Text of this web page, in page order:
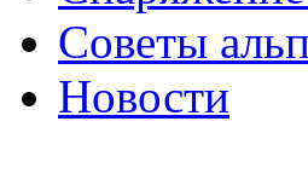
Советы
Новости